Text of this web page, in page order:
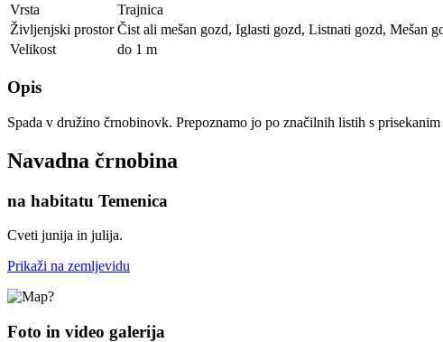
Vrsta
Trajnica
Življenjski prostor Čist ali mešan gozd, Iglasti gozd, Listnati gozd, Mešan
Velikost
do 1 m
Opis
Spada v družino črnobinovk. Prepoznamo jo po značilnih listih s
Navadna črnobina
na habitatu Temenica
Cveti junija in julija.
Prikaži na zemljevidu
Foto in video galerija